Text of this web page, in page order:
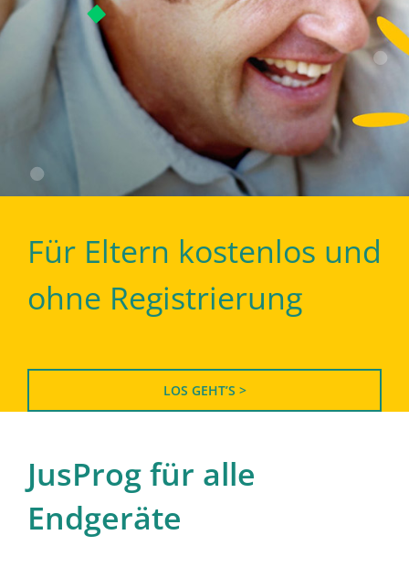
Für Eltern kostenlos und
ohne Registrierung
LOS GEHT’S >
JusProg für alle
Endgeräte